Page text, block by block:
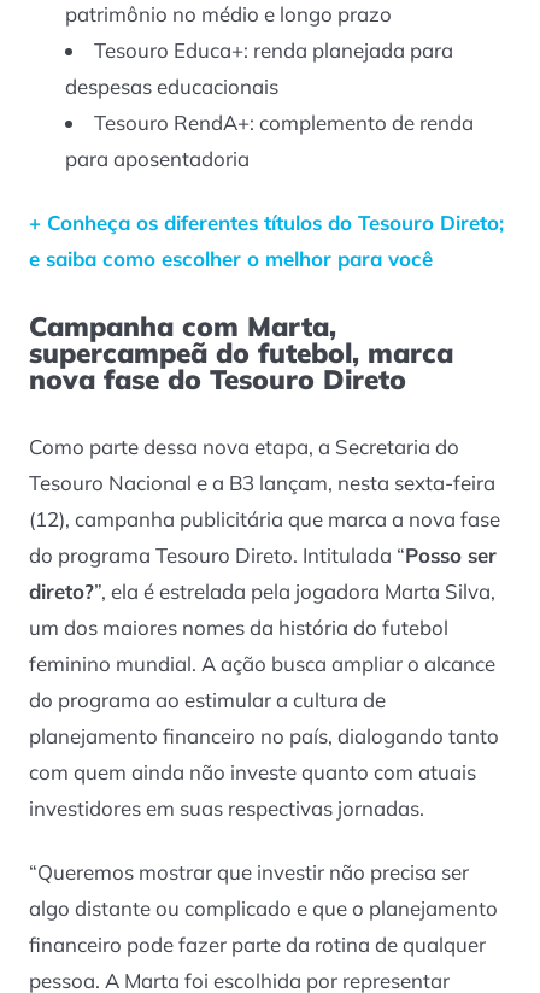
patrimônio no médio e longo prazo
Tesouro Educa+: renda planejada para
despesas educacionais
Tesouro RendA+: complemento de renda
para aposentadoria
+ Conheça os diferentes títulos do Tesouro Direto;
e saiba como escolher o melhor para você
Campanha com Marta,
supercampeã do futebol, marca
nova fase do Tesouro Direto
Como parte dessa nova etapa, a Secretaria do
Tesouro Nacional e a B3 lançam, nesta sexta-feira
(12), campanha publicitária que marca a nova fase
do programa Tesouro Direto. Intitulada “Posso ser
direto?”, ela é estrelada pela jogadora Marta Silva,
um dos maiores nomes da história do futebol
feminino mundial. A ação busca ampliar o alcance
do programa ao estimular a cultura de
planejamento financeiro no país, dialogando tanto
com quem ainda não investe quanto com atuais
investidores em suas respectivas jornadas.
“Queremos mostrar que investir não precisa ser
algo distante ou complicado e que o planejamento
financeiro pode fazer parte da rotina de qualquer
pessoa. A Marta foi escolhida por representar